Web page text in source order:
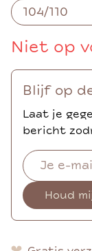
Niet op
Blijf op
Laat je
bericht
Houd